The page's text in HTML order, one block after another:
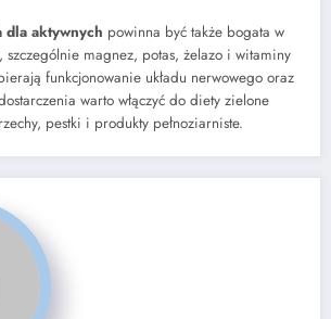
dla aktywnych powinna być także bogata w
szczególnie magnez, potas, żelazo i witaminy
funkcjonowanie układu nerwowego oraz
warto włączyć do diety zielone
pestki i produkty pełnoziarniste.